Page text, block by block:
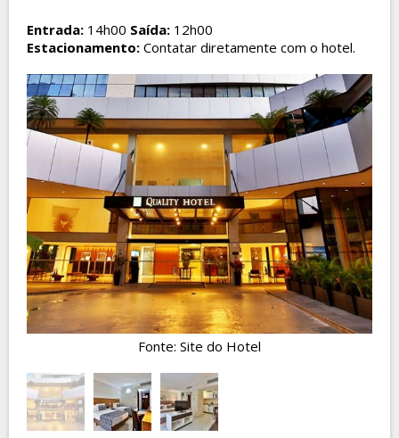
Entrada: 14h00 Saída: 12h00
Estacionamento: Contatar diretamente com o hotel.
Fonte: Site do Hotel